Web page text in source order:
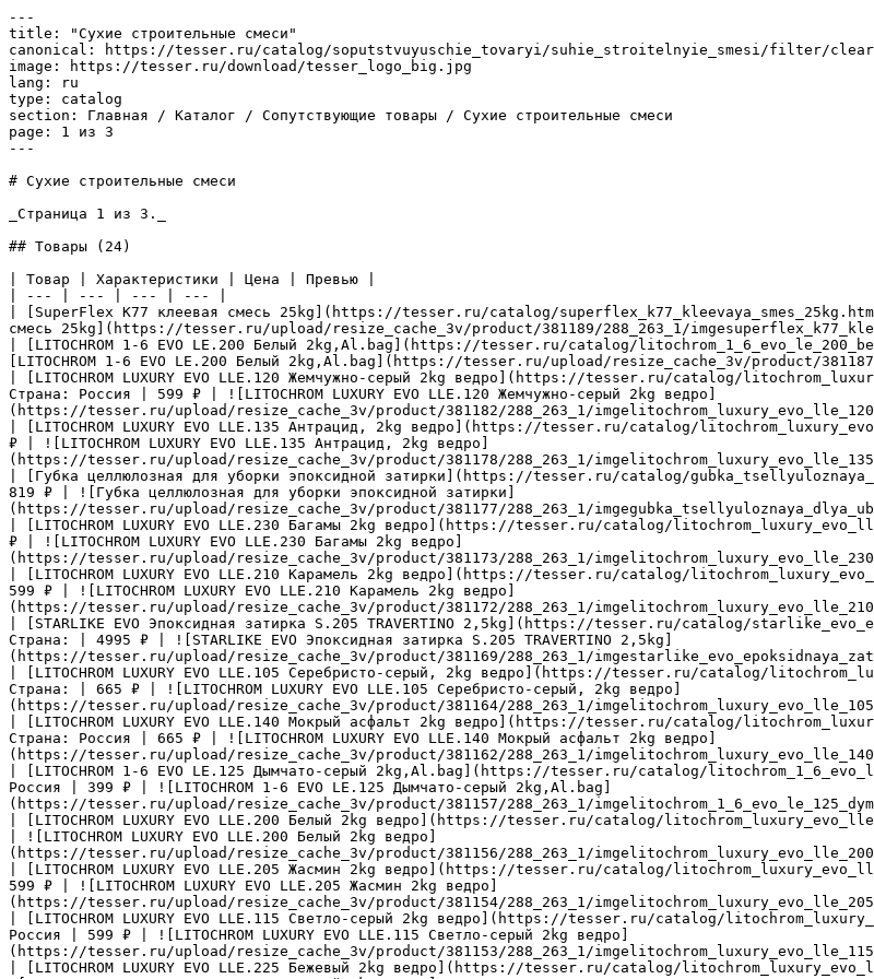
---
title: "Сухие строительные смеси"
canonical: https://tesser.ru/catalog/soputstvuyuschie_tovaryi/suhie_stroitelnyie_smesi/filter/
image: https://tesser.ru/download/tesser_logo_big.jpg
lang: ru
type: catalog
section: Главная / Каталог / Сопутствующие товары / Сухие строительные смеси
page: 1 из 3
---
# Сухие строительные смеси
_Страница 1 из 3._
## Товары (24)
| Товар | Характеристики | Цена | Превью |
| --- | --- | --- | --- |
| [SuperFlex K77 клеевая смесь 25kg](https://tesser.ru/catalog/
смесь 25kg](https://tesser.ru/upload/resize_cache_3v/product/381189/288_263_1/
| [LITOCHROM 1-6 EVO LE.200 Белый 2kg,Al.bag](https://tesser.ru/catalog/
[LITOCHROM 1-6 EVO LE.200 Белый 2kg,Al.bag](https://tesser.ru/upload/resize_cache_3v/product/
| [LITOCHROM LUXURY EVO LLE.120 Жемчужно-серый 2kg ведро](https://tesser.ru/catalog/
Страна: Россия | 599 ₽ | ![LITOCHROM LUXURY EVO LLE.120 Жемчужно-серый 2kg ведро]
(https://tesser.ru/upload/resize_cache_3v/product/381182/288_263_1/
| [LITOCHROM LUXURY EVO LLE.135 Антрацид, 2kg ведро](https://tesser.ru/catalog/
₽ | ![LITOCHROM LUXURY EVO LLE.135 Антрацид, 2kg ведро]
(https://tesser.ru/upload/resize_cache_3v/product/381178/288_263_1/
| [Губка целлюлозная для уборки эпоксидной затирки](https://tesser.ru/catalog/
819 ₽ | ![Губка целлюлозная для уборки эпоксидной затирки]
(https://tesser.ru/upload/resize_cache_3v/product/381177/288_263_1/
| [LITOCHROM LUXURY EVO LLE.230 Багамы 2kg ведро](https://tesser.ru/catalog/
₽ | ![LITOCHROM LUXURY EVO LLE.230 Багамы 2kg ведро]
(https://tesser.ru/upload/resize_cache_3v/product/381173/288_263_1/
| [LITOCHROM LUXURY EVO LLE.210 Карамель 2kg ведро](https://tesser.ru/catalog/
599 ₽ | ![LITOCHROM LUXURY EVO LLE.210 Карамель 2kg ведро]
(https://tesser.ru/upload/resize_cache_3v/product/381172/288_263_1/
| [STARLIKE EVO Эпоксидная затирка S.205 TRAVERTINO 2,5kg](https://tesser.ru/catalog/
Страна: | 4995 ₽ | ![STARLIKE EVO Эпоксидная затирка S.205 TRAVERTINO 2,5kg]
(https://tesser.ru/upload/resize_cache_3v/product/381169/288_263_1/
| [LITOCHROM LUXURY EVO LLE.105 Серебристо-серый, 2kg ведро](https://tesser.ru/catalog/
Страна: | 665 ₽ | ![LITOCHROM LUXURY EVO LLE.105 Серебристо-серый, 2kg ведро]
(https://tesser.ru/upload/resize_cache_3v/product/381164/288_263_1/
| [LITOCHROM LUXURY EVO LLE.140 Мокрый асфальт 2kg ведро](https://tesser.ru/catalog/
Страна: Россия | 665 ₽ | ![LITOCHROM LUXURY EVO LLE.140 Мокрый асфальт 2kg ведро]
(https://tesser.ru/upload/resize_cache_3v/product/381162/288_263_1/
| [LITOCHROM 1-6 EVO LE.125 Дымчато-серый 2kg,Al.bag](https://tesser.ru/catalog/
Россия | 399 ₽ | ![LITOCHROM 1-6 EVO LE.125 Дымчато-серый 2kg,Al.bag]
(https://tesser.ru/upload/resize_cache_3v/product/381157/288_263_1/
| [LITOCHROM LUXURY EVO LLE.200 Белый 2kg ведро](https://tesser.ru/catalog/
| ![LITOCHROM LUXURY EVO LLE.200 Белый 2kg ведро]
(https://tesser.ru/upload/resize_cache_3v/product/381156/288_263_1/
| [LITOCHROM LUXURY EVO LLE.205 Жасмин 2kg ведро](https://tesser.ru/catalog/
599 ₽ | ![LITOCHROM LUXURY EVO LLE.205 Жасмин 2kg ведро]
(https://tesser.ru/upload/resize_cache_3v/product/381154/288_263_1/
| [LITOCHROM LUXURY EVO LLE.115 Светло-серый 2kg ведро](https://tesser.ru/catalog/
Россия | 599 ₽ | ![LITOCHROM LUXURY EVO LLE.115 Светло-серый 2kg ведро]
(https://tesser.ru/upload/resize_cache_3v/product/381153/288_263_1/
| [LITOCHROM LUXURY EVO LLE.225 Бежевый 2kg ведро](https://tesser.ru/catalog/